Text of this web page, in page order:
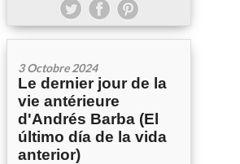
3 Octobre 2024
Le dernier jour de la
vie antérieure
d'Andrés Barba (El
último día de la vida
anterior)